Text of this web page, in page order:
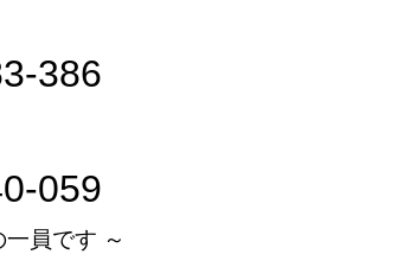
386
059
員です ～